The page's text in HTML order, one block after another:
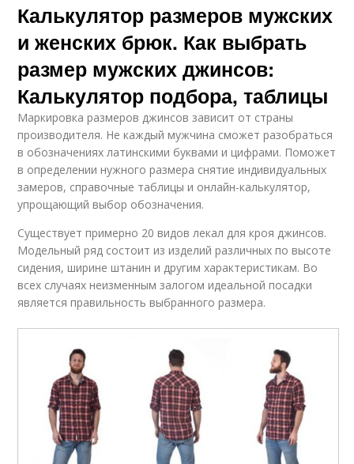
Мужской рост Мужские футболки
Калькулятор размеров мужских
и женских брюк. Как выбрать
размер мужских джинсов:
Калькулятор подбора, таблицы
Маркировка размеров джинсов зависит от страны
производителя. Не каждый мужчина сможет разобраться
в обозначениях латинскими буквами и цифрами. Поможет
в определении нужного размера снятие индивидуальных
замеров, справочные таблицы и онлайн-калькулятор,
упрощающий выбор обозначения.
Существует примерно 20 видов лекал для кроя джинсов.
Модельный ряд состоит из изделий различных по высоте
сидения, ширине штанин и другим характеристикам. Во
всех случаях неизменным залогом идеальной посадки
является правильность выбранного размера.